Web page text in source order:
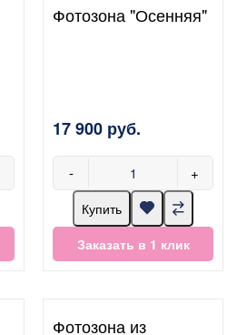
Фотозона "Осенняя"
17 900 руб.
- +
Купить
Заказать в 1 клик
Фотозона из